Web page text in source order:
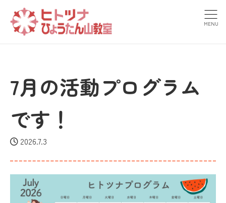
MENU
7月の活動プログラム
です！
2026.7.3